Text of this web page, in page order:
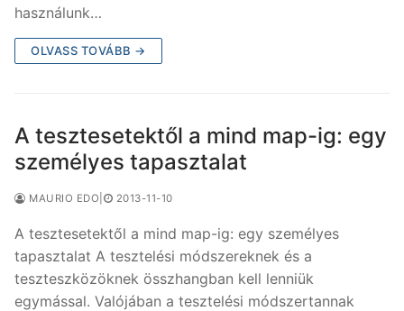
használunk…
OLVASS TOVÁBB →
A tesztesetektől a mind map-ig: egy
személyes tapasztalat
MAURIO EDO 2013-11-10
A tesztesetektől a mind map-ig: egy személyes
tapasztalat A tesztelési módszereknek és a
teszteszközöknek összhangban kell lenniük
egymással. Valójában a tesztelési módszertannak